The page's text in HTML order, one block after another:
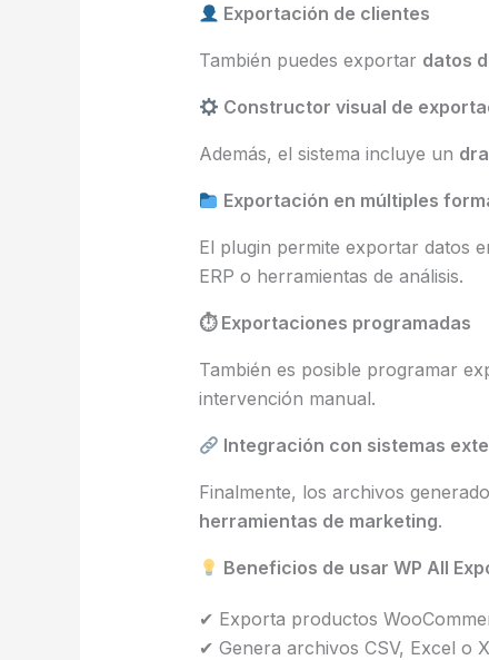
Exportación de clientes
También puedes exportar datos
Constructor visual de
Además, el sistema incluye un
Exportación en múltiples
El plugin permite exportar datos
ERP o herramientas de análisis.
⏱ Exportaciones programadas
También es posible programar
intervención manual.
Integración con sistemas
Finalmente, los archivos
herramientas de marketing.
Beneficios de usar WP All
✔ Exporta productos
✔ Genera archivos CSV, Excel o